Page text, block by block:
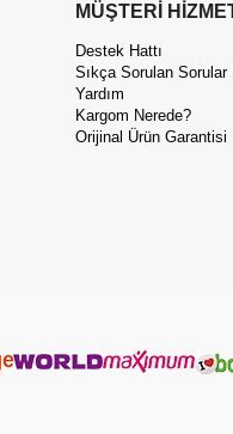
MÜŞTERİ
Destek Hattı
Sıkça Sorulan Sorular
Yardım
Kargom Nerede?
Orijinal Ürün Garantisi